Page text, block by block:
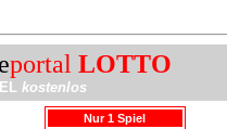
portal LOTTO
kostenlos
Nur 1 Spiel